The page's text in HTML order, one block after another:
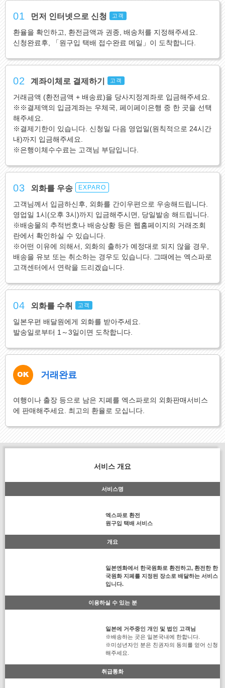
01 먼저 인터넷으로 신청 고객
환율을 확인하고, 환전금액과 권종, 배송처를 지정해주세요.
신청완료후, 「원구입 택배 접수완료 메일」이 도착합니다.
02 계좌이체로 결제하기 고객
거래금액 (환전금액 + 배송료)을 당사지정계좌로 입금해주세요.
※※결제액의 입금계좌는 우체국, 페이페이은행 중 한 곳을 선택
해주세요.
※결제기한이 있습니다. 신청일 다음 영업일(원칙적으로 24시간
내)까지 입금해주세요.
※은행이체수수료는 고객님 부담입니다.
03 외화를 우송 EXPARO
고객님께서 입금하신후, 외화를 간이우편으로 우송해드립니다.
영업일 1시(오후 3시)까지 입금해주시면, 당일발송 해드립니다.
※배송물의 추적번호나 배송상황 등은 웹홈페이지의 거래조회
란에서 확인하실 수 있습니다.
※어떤 이유에 의해서, 외화의 출하가 예정대로 되지 않을 경우,
배송을 유보 또는 취소하는 경우도 있습니다. 그때에는 엑스파로
고객센터에서 연락을 드리겠습니다.
04 외화를 수취 고객
일본우편 배달원에게 외화를 받아주세요.
발송일로부터 1～3일이면 도착합니다.
거래완료
여행이나 출장 등으로 남은 지폐를 엑스파로의 외화판매서비스
에 판매해주세요. 최고의 환율로 모십니다.
서비스 개요
서비스명
엑스파로 환전
원구입 택배 서비스
개요
일본엔화에서 한국원화로 환전하고, 환전한 한
국원화 지페를 지정된 장소로 배달하는 서비스
입니다.
이용하실 수 있는 분
일본에 거주중인 개인 및 법인 고객님
※배송하는 곳은 일본국내에 한합니다.
※미성년자인 분은 친권자의 동의를 얻어 신청
해주세요.
취급통화